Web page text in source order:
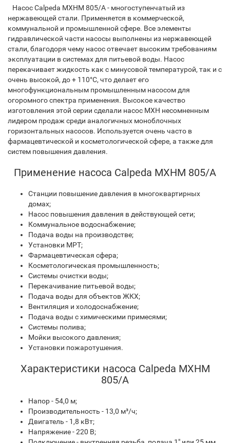
Насос Calpeda MXHM 805/A - многоступенчатый из
нержавеющей стали. Применяется в коммерческой,
коммунальной и промышленной сфере. Все элементы
гидравлической части насосы выполнены из нержавеющей
стали, благодоря чему насос отвечает высоким требованиям
эксплуатации в системах для питьевой воды. Насос
перекачивает жидкость как с минусовой температурой, так и с
очень высокой, до + 110°C, что делает его
многофункциональным промышленным насосом для
огоромного спектра применения. Высокое качество
изготовления этой серии сделали насос MXH несомненным
лидером продаж среди аналогичных моноблочных
горизонтальных насосов. Используется очень часто в
фармацевтической и косметологической сфере, а также для
систем повышения давления.
Применение насоса Calpeda MXHM 805/A
Станции повышение давления в многоквартирных
домах;
Насос повышения давления в действующей сети;
Коммунальное водоснабжение;
Подача воды на производстве;
Установки МРТ;
Фармацевтическая сфера;
Косметологическая промышленность;
Системы очистки воды;
Перекачивание питьевой воды;
Подача воды для объектов ЖКХ;
Вентиляция и холодоснабжение;
Подача воды с химическими примесями;
Системы полива;
Мойки высокого давления;
Установки пожаротушения.
Характеристики насоса Calpeda MXHM
805/A
Напор - 54,0 м;
Производительность - 13,0 м³/ч;
Двигатель - 1,8 кВт;
Напряжение - 220 В;